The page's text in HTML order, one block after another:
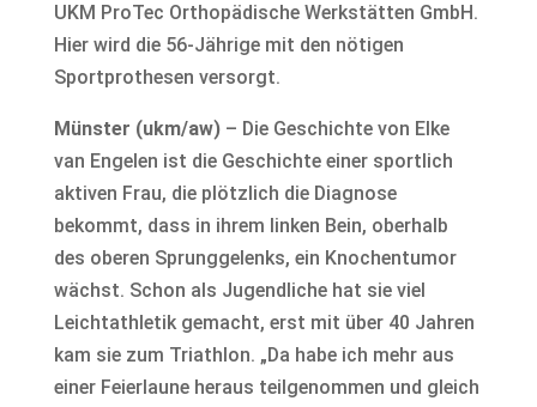
UKM ProTec Orthopädische Werkstätten GmbH.
Hier wird die 56-Jährige mit den nötigen
Sportprothesen versorgt.
Münster (ukm/aw)– Die Geschichte von Elke
van Engelen ist die Geschichte einer sportlich
aktiven Frau, die plötzlich die Diagnose
bekommt, dass in ihrem linken Bein, oberhalb
des oberen Sprunggelenks, ein Knochentumor
wächst. Schon als Jugendliche hat sie viel
Leichtathletik gemacht, erst mit über 40 Jahren
kam sie zum Triathlon. „Da habe ich mehr aus
einer Feierlaune heraus teilgenommen und gleich